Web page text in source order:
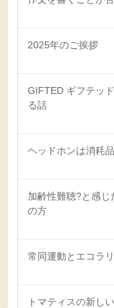
2025年のご挨拶
GIFTED ギフテッ
る話
ヘッドホンは消耗
加齢性難聴?と感
の方
常同運動とエコラ
トマティスの新し